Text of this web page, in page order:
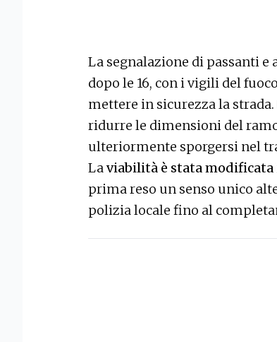
La segnalazione di passanti
dopo le 16, con i vigili del
mettere in sicurezza la
ridurre le dimensioni del
ulteriormente sporgersi nel
Laviabilità è stata
prima reso un senso unico
polizia locale fino al